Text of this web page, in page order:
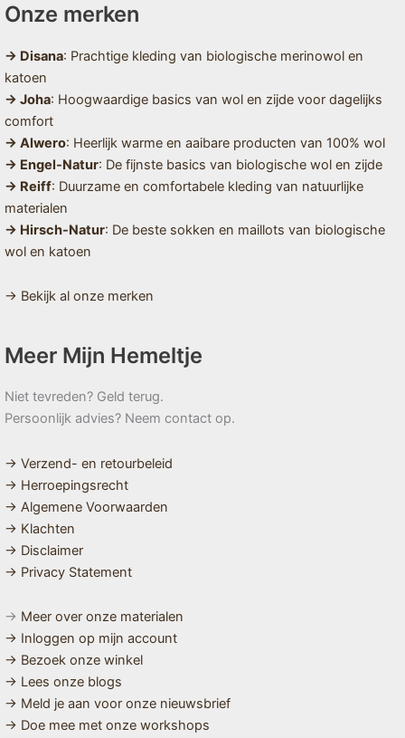
Onze merken
→ Disana: Prachtige kleding van biologische merinowol en
katoen
→ Joha: Hoogwaardige basics van wol en zijde voor dagelijks
comfort
→ Alwero: Heerlijk warme en aaibare producten van 100% wol
→ Engel-Natur: De fijnste basics van biologische wol en zijde
→ Reiff: Duurzame en comfortabele kleding van natuurlijke
materialen
→ Hirsch-Natur: De beste sokken en maillots van biologische
wol en katoen
→ Bekijk al onze merken
Meer Mijn Hemeltje
Niet tevreden? Geld terug.
Persoonlijk advies? Neem contact op.
→ Verzend- en retourbeleid
→ Herroepingsrecht
→ Algemene Voorwaarden
→ Klachten
→ Disclaimer
→ Privacy Statement
→ Meer over onze materialen
→ Inloggen op mijn account
→ Bezoek onze winkel
→ Lees onze blogs
→ Meld je aan voor onze nieuwsbrief
→ Doe mee met onze workshops